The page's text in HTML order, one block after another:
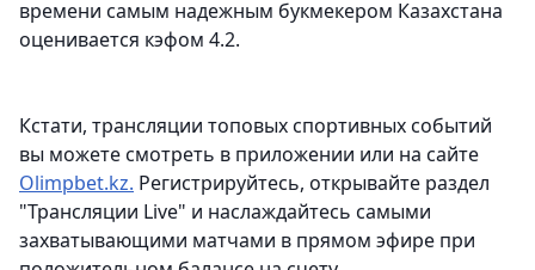
времени самым надежным букмекером Казахстана
оценивается кэфом 4.2.
Кстати, трансляции топовых спортивных событий
вы можете смотреть в приложении или на сайте
Olimpbet.kz. Регистрируйтесь, открывайте раздел
"Трансляции Live" и наслаждайтесь самыми
захватывающими матчами в прямом эфире при